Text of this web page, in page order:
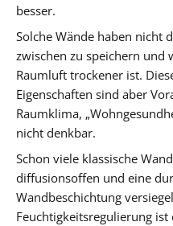
besser.
Solche Wände haben nicht
zwischen zu speichern und
Raumluft trockener ist.
Eigenschaften sind aber
Raumklima,
nicht denkbar.
Schon viele klassische
diffusionsoffen und eine
Wandbeschichtung
Feuchtigkeitsregulierung